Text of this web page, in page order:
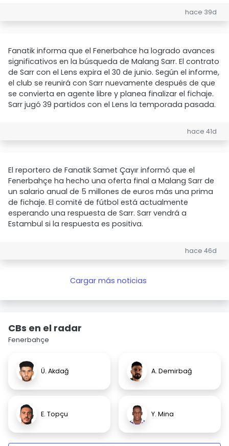
hace 39d
Fanatik informa que el Fenerbahce ha logrado avances
significativos en la búsqueda de Malang Sarr. El contrato
de Sarr con el Lens expira el 30 de junio. Según el informe,
el club se reunirá con Sarr nuevamente después de que
se convierta en agente libre y planea finalizar el fichaje.
Sarr jugó 39 partidos con el Lens la temporada pasada.
hace 41d
El reportero de Fanatik Samet Çayır informó que el
Fenerbahçe ha hecho una oferta final a Malang Sarr de
un salario anual de 5 millones de euros más una prima
de fichaje. El comité de fútbol está actualmente
esperando una respuesta de Sarr. Sarr vendrá a
Estambul si la respuesta es positiva.
hace 46d
Cargar más noticias
CBs en el radar
Fenerbahçe
Ü. Akdağ A. Demirbağ
E. Topçu Y. Mina